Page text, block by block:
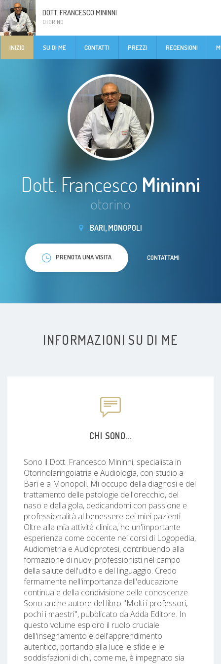
DOTT. FRANCESCO MININNI
OTORINO
INIZIO SU DI ME CONTATTI PREZZI RECENSIONI
Dott. Francesco Mininni
otorino
BARI, MONOPOLI
PRENOTA UNA VISITA CONTATTAMI
INFORMAZIONI SU DI ME
CHI SONO...
Sono il Dott. Francesco Mininni, specialista in
Otorinolaringoiatria e Audiologia, con studio a
Bari e a Monopoli. Mi occupo della diagnosi e del
trattamento delle patologie dell'orecchio, del
naso e della gola, dedicandomi con passione e
professionalità al benessere dei miei pazienti.
Oltre alla mia attività clinica, ho un'importante
esperienza come docente nei corsi di Logopedia,
Audiometria e Audioprotesi, contribuendo alla
formazione di nuovi professionisti nel campo
della salute dell'udito e del linguaggio. Credo
fermamente nell'importanza dell'educazione
continua e della condivisione delle conoscenze.
Sono anche autore del libro "Molti i professori,
pochi i maestri", pubblicato da Adda Editore. In
questo volume esploro il ruolo cruciale
dell'insegnamento e dell'apprendimento
autentico, portando alla luce le sfide e le
soddisfazioni di chi, come me, è impegnato sia